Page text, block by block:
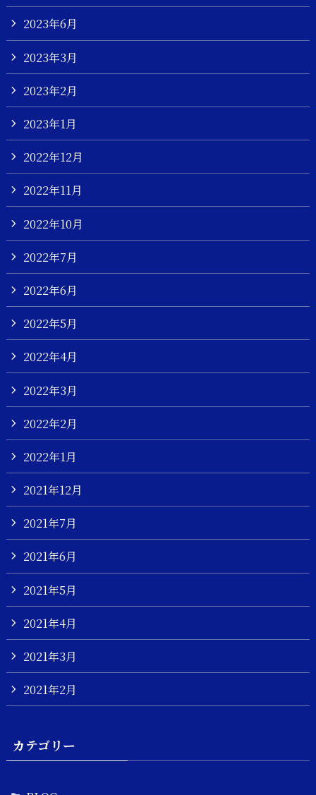
2023年6月
2023年3月
2023年2月
2023年1月
2022年12月
2022年11月
2022年10月
2022年7月
2022年6月
2022年5月
2022年4月
2022年3月
2022年2月
2022年1月
2021年12月
2021年7月
2021年6月
2021年5月
2021年4月
2021年3月
2021年2月
カテゴリー